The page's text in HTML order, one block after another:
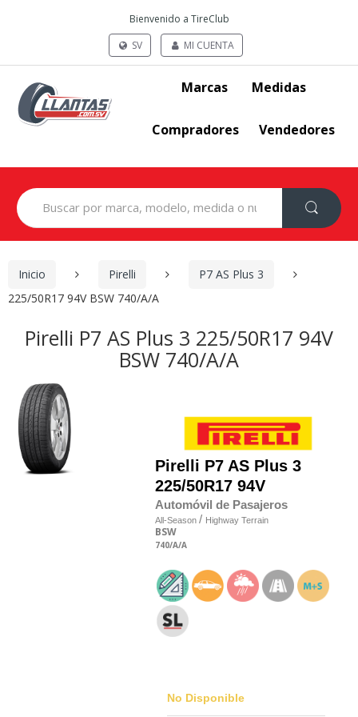
Bienvenido a TireClub
SV
MI CUENTA
Marcas Medidas
Compradores Vendedores
Search
for:
Inicio Pirelli
P7 AS Plus 3
225/50R17 94V BSW 740/A/A
Pirelli P7 AS Plus 3 225/50R17 94V
BSW 740/A/A
Pirelli P7 AS Plus 3
225/50R17 94V
Automóvil de Pasajeros
All-Season / Highway Terrain
BSW
740/A/A
No Disponible